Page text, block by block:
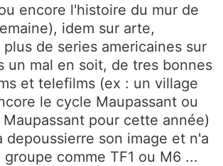
encore l'histoire du mur de
idem sur arte,
de series americaines sur
un mal en soit, de tres bonnes
et telefilms (ex : un village
le cycle Maupassant ou
pour cette année)
depoussierre son image et n'a
comme TF1 ou M6 ...